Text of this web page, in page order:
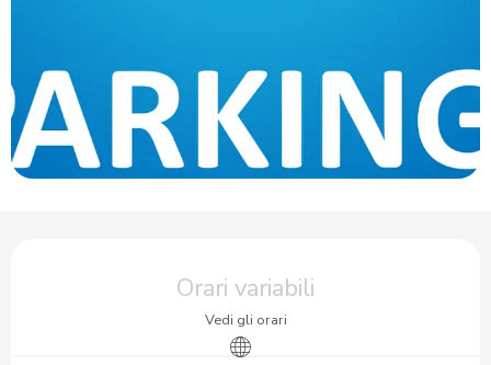
Orari variabili
Vedi gli orari